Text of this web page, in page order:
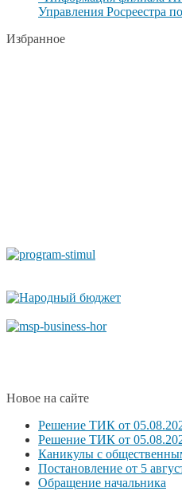
Управления Росреестра
Избранное
Новое на сайте
Решение ТИК от
Решение ТИК от
Каникулы с
Постановление от 5
Обращение начальника